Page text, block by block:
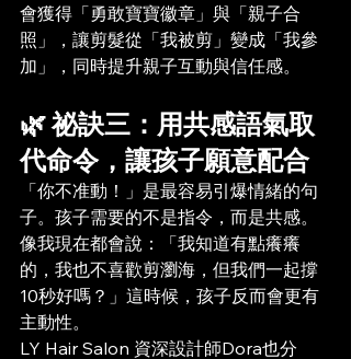
會獲得「勇敢寶寶徽章」與「親子合
照」，讓剪髮從「我被剪」變成「我參
加」，同時提升親子互動與信任感。
🌿 祕訣三：用共感語氣取
代命令，讓孩子願意配合
「你不准動！」是最容易引爆情緒的句
子。孩子需要的不是指令，而是共感。
像我現在都會說：「我知道有點癢癢
的，我也不喜歡剪瀏海，但我們一起撐
10秒好嗎？」這時候，孩子反而會更有
主動性。
LY Hair Salon 資深設計師Dora也分